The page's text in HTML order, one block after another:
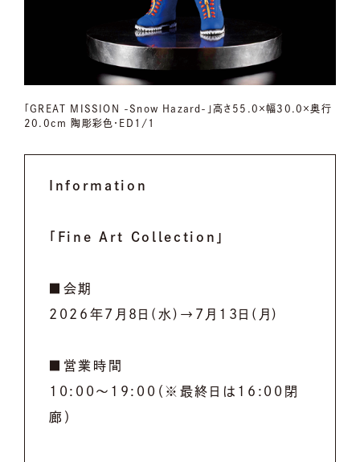
「GREAT MISSION -Snow Hazard-」高さ55.0×幅30.0×奥行
20.0cm 陶彫彩色・ED1/1
Information
「Fine Art Collection」
■会期
2026年7月8日(水)→7月13日(月)
■営業時間
10:00～19:00（※最終日は16:00閉
廊）